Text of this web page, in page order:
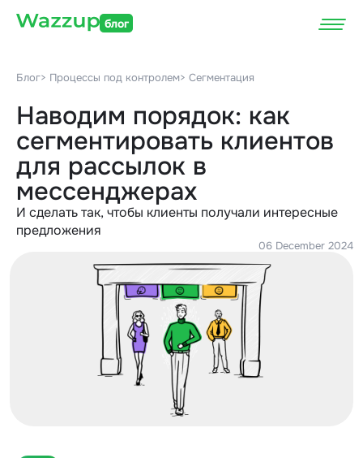
блог
Блог> Процессы под контролем> Сегментация
Наводим порядок: как
сегментировать клиентов
для рассылок в
мессенджерах
И сделать так, чтобы клиенты получали интересные
предложения
06 December 2024